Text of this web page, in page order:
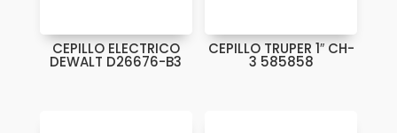
CEPILLO ELECTRICO
DEWALT D26676-B3
CEPILLO TRUPER 1″ CH-
3 585858